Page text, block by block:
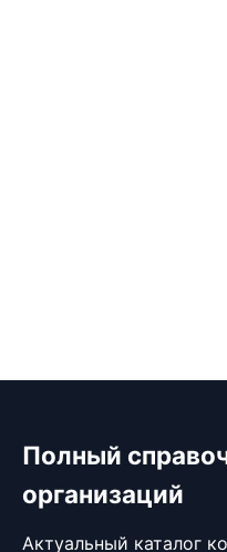
Полный
организаций
Актуальный каталог